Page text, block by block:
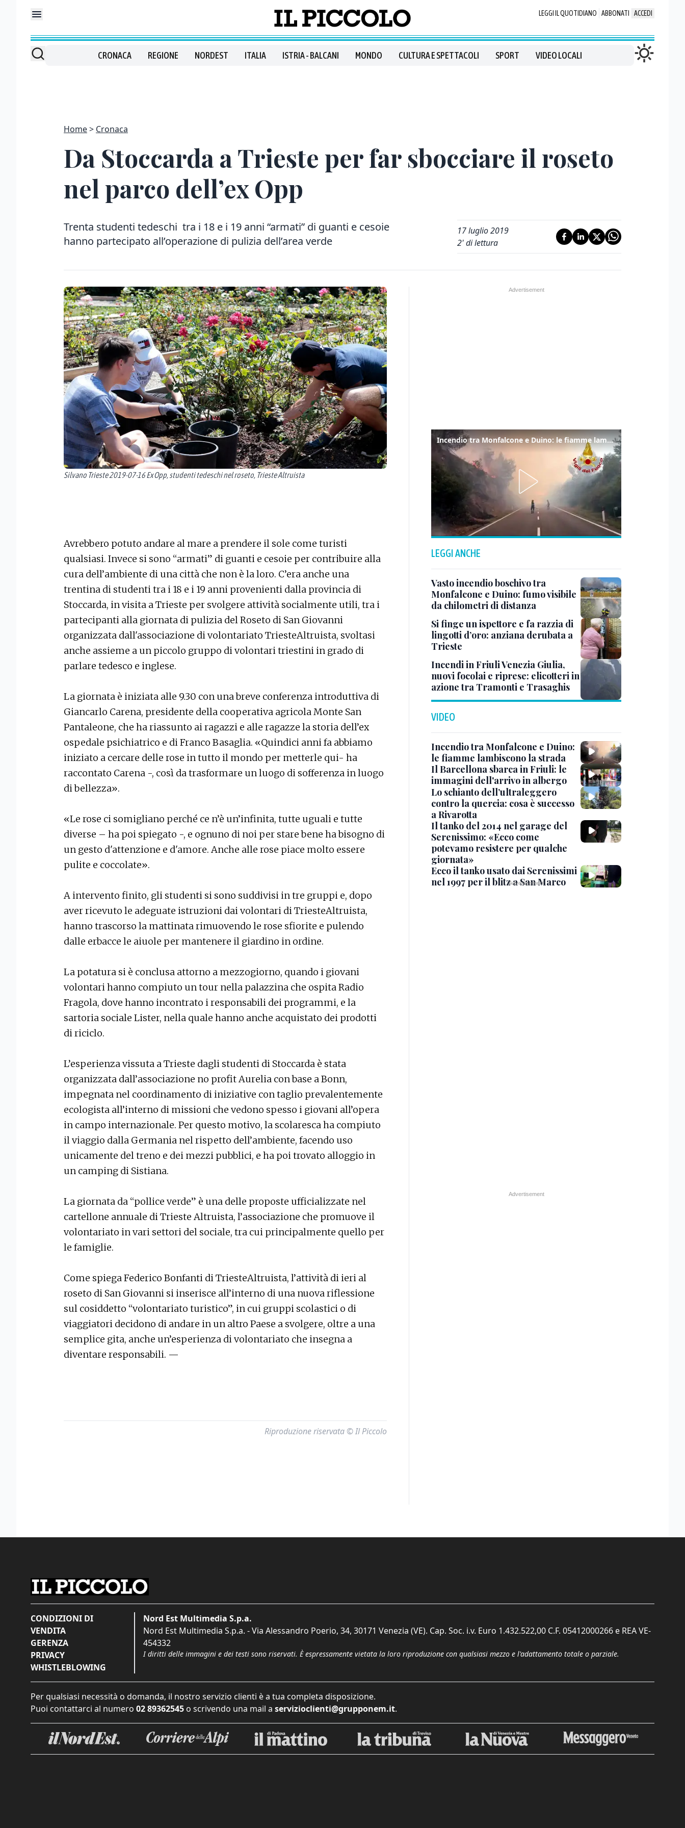
LEGGI IL QUOTIDIANO ABBONATI ACCEDI
CRONACA REGIONE NORDEST ITALIA ISTRIA - BALCANI MONDO CULTURA E SPETTACOLI SPORT VIDEO LOCALI
Home Cronaca
Da Stoccarda a Trieste per far sbocciare il roseto
nel parco dell’ex Opp
Trenta studenti tedeschi tra i 18 e i 19 anni “armati” di guanti e cesoie
hanno partecipato all’operazione di pulizia dell’area verde
17 luglio 2019
2' di lettura
Silvano Trieste 2019-07-16 Ex Opp, studenti tedeschi nel roseto, Trieste Altruista
Avrebbero potuto andare al mare a prendere il sole come turisti
qualsiasi. Invece si sono “armati” di guanti e cesoie per contribuire alla
cura dell’ambiente di una città che non è la loro. C’era anche una
trentina di studenti tra i 18 e i 19 anni provenienti dalla provincia di
Stoccarda, in visita a Trieste per svolgere attività socialmente utili, tra i
partecipanti alla giornata di pulizia del Roseto di San Giovanni
organizzata dall'associazione di volontariato TriesteAltruista, svoltasi
anche assieme a un piccolo gruppo di volontari triestini in grado di
parlare tedesco e inglese.
La giornata è iniziata alle 9.30 con una breve conferenza introduttiva di
Giancarlo Carena, presidente della cooperativa agricola Monte San
Pantaleone, che ha riassunto ai ragazzi e alle ragazze la storia dell’ex
ospedale psichiatrico e di Franco Basaglia. «Quindici anni fa abbiamo
iniziato a cercare delle rose in tutto il mondo per metterle qui- ha
raccontato Carena -, così da trasformare un luogo di sofferenza in luogo
di bellezza».
«Le rose ci somigliano perché ce n’è un’infinita, tutte uguali e tutte
diverse – ha poi spiegato -, e ognuno di noi per stare bene ha bisogno di
un gesto d'attenzione e d'amore. Anche alle rose piace molto essere
pulite e coccolate».
A intervento finito, gli studenti si sono suddivisi in tre gruppi e, dopo
aver ricevuto le adeguate istruzioni dai volontari di TriesteAltruista,
hanno trascorso la mattinata rimuovendo le rose sfiorite e pulendo
dalle erbacce le aiuole per mantenere il giardino in ordine.
La potatura si è conclusa attorno a mezzogiorno, quando i giovani
volontari hanno compiuto un tour nella palazzina che ospita Radio
Fragola, dove hanno incontrato i responsabili dei programmi, e la
sartoria sociale Lister, nella quale hanno anche acquistato dei prodotti
di riciclo.
L’esperienza vissuta a Trieste dagli studenti di Stoccarda è stata
organizzata dall’associazione no profit Aurelia con base a Bonn,
impegnata nel coordinamento di iniziative con taglio prevalentemente
ecologista all’interno di missioni che vedono spesso i giovani all’opera
in campo internazionale. Per questo motivo, la scolaresca ha compiuto
il viaggio dalla Germania nel rispetto dell’ambiente, facendo uso
unicamente del treno e dei mezzi pubblici, e ha poi trovato alloggio in
un camping di Sistiana.
La giornata da “pollice verde” è una delle proposte ufficializzate nel
cartellone annuale di Trieste Altruista, l’associazione che promuove il
volontariato in vari settori del sociale, tra cui principalmente quello per
le famiglie.
Come spiega Federico Bonfanti di TriesteAltruista, l’attività di ieri al
roseto di San Giovanni si inserisce all’interno di una nuova riflessione
sul cosiddetto “volontariato turistico”, in cui gruppi scolastici o di
viaggiatori decidono di andare in un altro Paese a svolgere, oltre a una
semplice gita, anche un’esperienza di volontariato che insegna a
diventare responsabili. —
Riproduzione riservata © Il Piccolo
Incendio tra Monfalcone e Duino: le fiamme lambiscono la strada
LEGGI ANCHE
Vasto incendio boschivo tra
Monfalcone e Duino: fumo visibile
da chilometri di distanza
Si finge un ispettore e fa razzia di
lingotti d’oro: anziana derubata a
Trieste
Incendi in Friuli Venezia Giulia,
nuovi focolai e riprese: elicotteri in
azione tra Tramonti e Trasaghis
VIDEO
Incendio tra Monfalcone e Duino:
le fiamme lambiscono la strada
Il Barcellona sbarca in Friuli: le
immagini dell'arrivo in albergo
Lo schianto dell’ultraleggero
contro la quercia: cosa è successo
a Rivarotta
Il tanko del 2014 nel garage del
Serenissimo: «Ecco come
potevamo resistere per qualche
giornata»
Ecco il tanko usato dai Serenissimi
nel 1997 per il blitz a San Marco
CONDIZIONI DI
VENDITA
GERENZA
PRIVACY
WHISTLEBLOWING
Nord Est Multimedia S.p.a.
Nord Est Multimedia S.p.a. - Via Alessandro Poerio, 34, 30171 Venezia (VE). Cap. Soc. i.v. Euro 1.432.522,00 C.F. 05412000266 e REA VE-
454332
I diritti delle immagini e dei testi sono riservati. È espressamente vietata la loro riproduzione con qualsiasi mezzo e l'adattamento totale o parziale.
Per qualsiasi necessità o domanda, il nostro servizio clienti è a tua completa disposizione.
Puoi contattarci al numero 02 89362545 o scrivendo una mail a servizioclienti@grupponem.it.